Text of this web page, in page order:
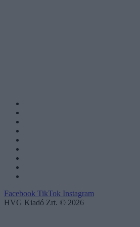
Facebook TikTok Instagram
HVG Kiadó Zrt. © 2026